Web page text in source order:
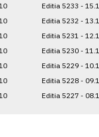
Editia 5233 -
Editia 5232 -
Editia 5231 -
Editia 5230 -
Editia 5229 -
Editia 5228 -
Editia 5227 -